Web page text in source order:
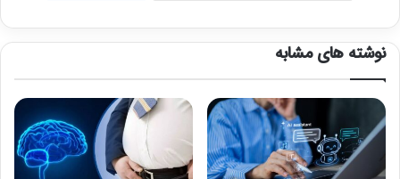
نوشته های مشابه